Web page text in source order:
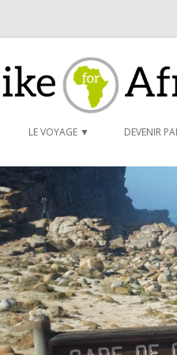
for Africa
LE VOYAGE ▼
BLOG ►
DEVENIR
CARNET